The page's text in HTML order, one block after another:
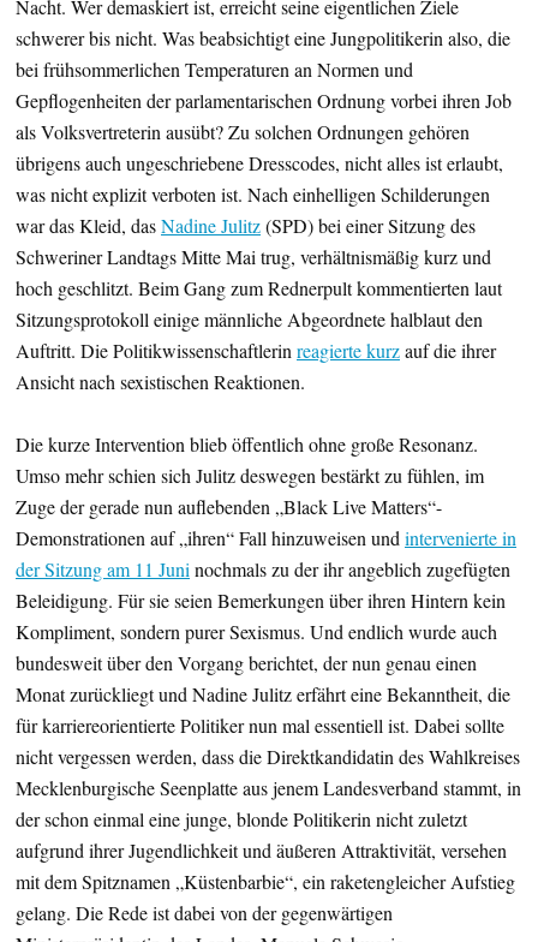
Nacht. Wer demaskiert ist, erreicht seine eigentlichen Ziele
schwerer bis nicht. Was beabsichtigt eine Jungpolitikerin also, die
bei frühsommerlichen Temperaturen an Normen und
Gepflogenheiten der parlamentarischen Ordnung vorbei ihren Job
als Volksvertreterin ausübt? Zu solchen Ordnungen gehören
übrigens auch ungeschriebene Dresscodes, nicht alles ist erlaubt,
was nicht explizit verboten ist. Nach einhelligen Schilderungen
war das Kleid, dasNadine Julitz(SPD) bei einer Sitzung des
Schweriner Landtags Mitte Mai trug, verhältnismäßig kurz und
hoch geschlitzt. Beim Gang zum Rednerpult kommentierten laut
Sitzungsprotokoll einige männliche Abgeordnete halblaut den
Auftritt. Die Politikwissenschaftlerin reagierte kurzauf die ihrer
Ansicht nach sexistischen Reaktionen.
Die kurze Intervention blieb öffentlich ohne große Resonanz.
Umso mehr schien sich Julitz deswegen bestärkt zu fühlen, im
Zuge der gerade nun auflebenden „Black Live Matters“-
Demonstrationen auf „ihren“ Fall hinzuweisen und intervenierte in
der Sitzung am 11 Juni nochmals zu der ihr angeblich zugefügten
Beleidigung. Für sie seien Bemerkungen über ihren Hintern kein
Kompliment, sondern purer Sexismus. Und endlich wurde auch
bundesweit über den Vorgang berichtet, der nun genau einen
Monat zurückliegt und Nadine Julitz erfährt eine Bekanntheit, die
für karriereorientierte Politiker nun mal essentiell ist. Dabei sollte
nicht vergessen werden, dass die Direktkandidatin des Wahlkreises
Mecklenburgische Seenplatte aus jenem Landesverband stammt, in
der schon einmal eine junge, blonde Politikerin nicht zuletzt
aufgrund ihrer Jugendlichkeit und äußeren Attraktivität, versehen
mit dem Spitznamen „Küstenbarbie“, ein raketengleicher Aufstieg
gelang. Die Rede ist dabei von der gegenwärtigen